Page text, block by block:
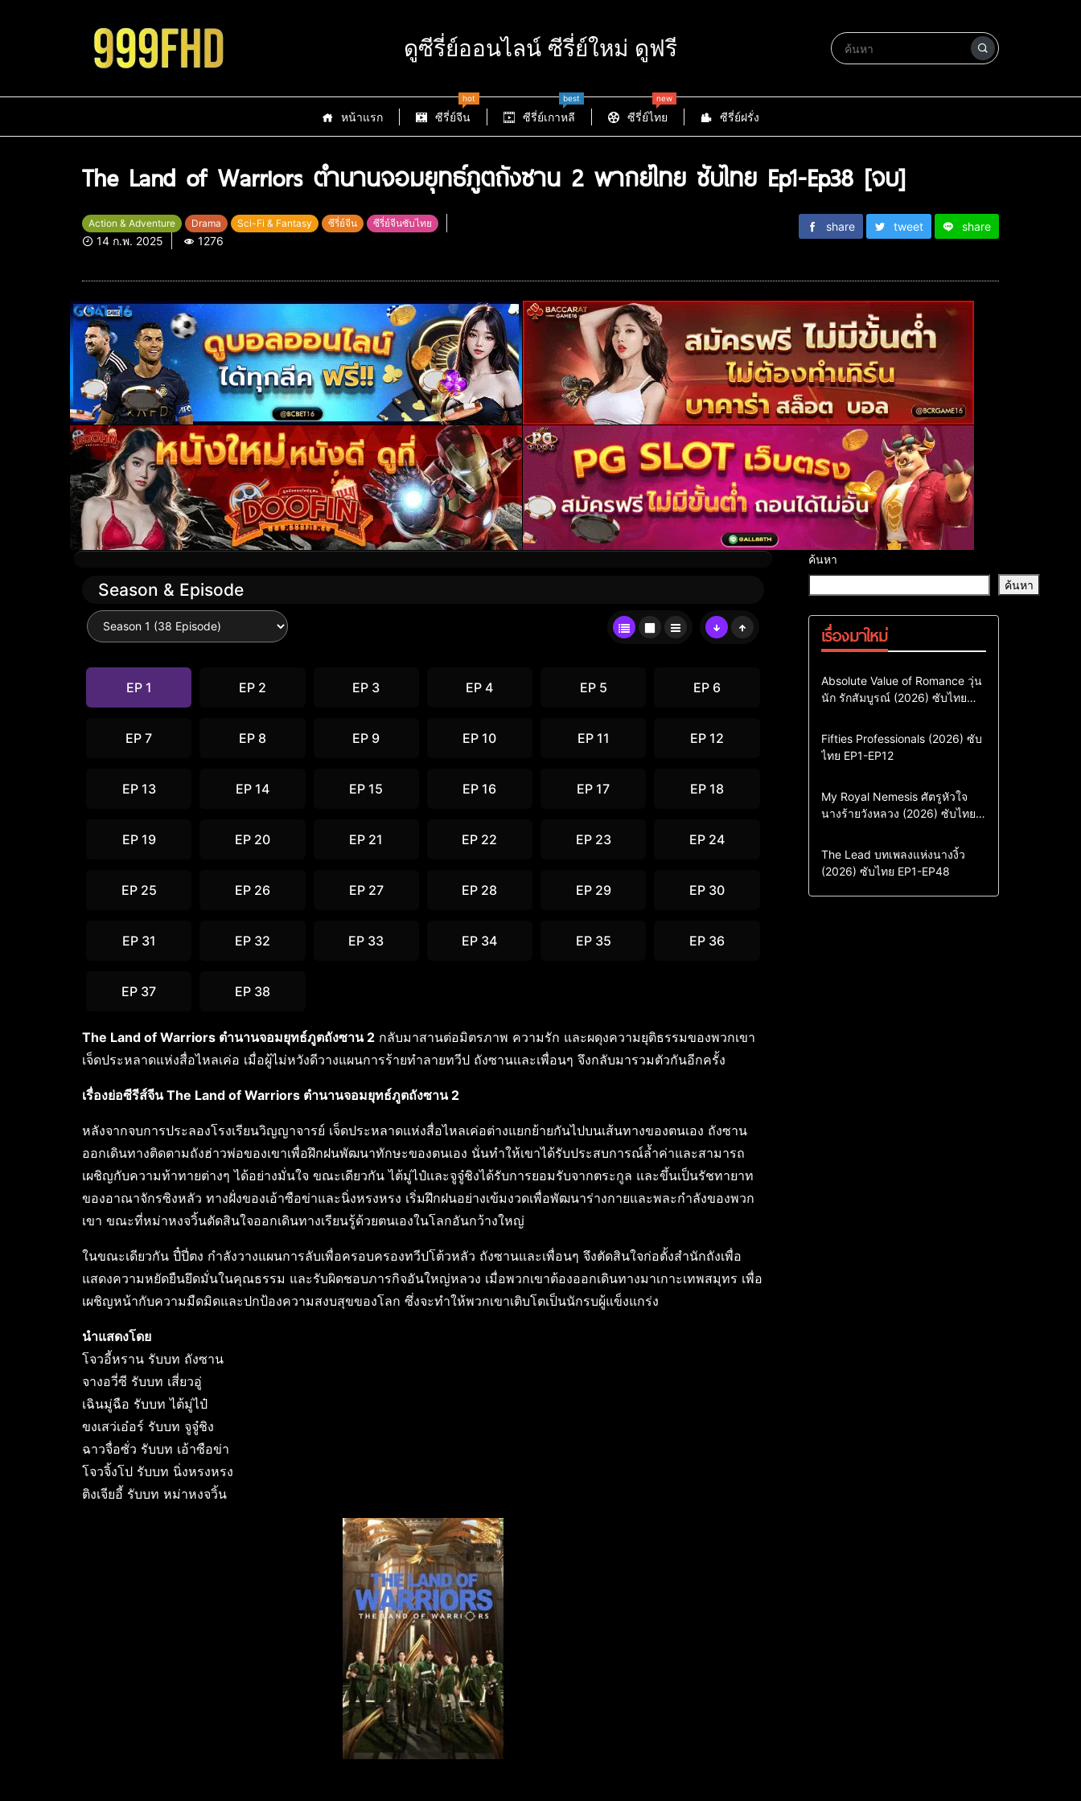
ดูซีรี่ย์ออนไลน์ ซีรี่ย์ใหม่ ดูฟรี
หน้าแรก ซีรี่ย์จีน
hot
ซีรี่ย์เกาหลี
best
ซีรี่ย์ไทย
new
ซีรี่ย์ฝรั่ง
The Land of Warriors ตำนานจอมยุทธ์ภูตถังซาน 2 พากย์ไทย ซับไทย Ep1-Ep38 [จบ]
Action & Adventure Drama Sci-Fi & Fantasy ซีรี่ย์จีน ซีรี่ย์จีนซับไทย
14 ก.พ. 2025 1276
share tweet share
Season & Episode
EP 1 EP 2 EP 3 EP 4 EP 5 EP 6
EP 7 EP 8 EP 9 EP 10 EP 11 EP 12
EP 13 EP 14 EP 15 EP 16 EP 17 EP 18
EP 19 EP 20 EP 21 EP 22 EP 23 EP 24
EP 25 EP 26 EP 27 EP 28 EP 29 EP 30
EP 31 EP 32 EP 33 EP 34 EP 35 EP 36
EP 37 EP 38
The Land of Warriors ตำนานจอมยุทธ์ภูตถังซาน 2 กลับมาสานต่อมิตรภาพ ความรัก และผดุงความยุติธรรมของพวกเขา
เจ็ดประหลาดแห่งสื่อไหลเค่อ เมื่อผู้ไม่หวังดีวางแผนการร้ายทำลายทวีป ถังซานและเพื่อนๆ จึงกลับมารวมตัวกันอีกครั้ง
เรื่องย่อซีรีส์จีน The Land of Warriors ตำนานจอมยุทธ์ภูตถังซาน 2
หลังจากจบการประลองโรงเรียนวิญญาจารย์ เจ็ดประหลาดแห่งสื่อไหลเค่อต่างแยกย้ายกันไปบนเส้นทางของตนเอง ถังซาน
ออกเดินทางติดตามถังฮ่าวพ่อของเขาเพื่อฝึกฝนพัฒนาทักษะของตนเอง นั่นทำให้เขาได้รับประสบการณ์ล้ำค่าและสามารถ
เผชิญกับความท้าทายต่างๆ ได้อย่างมั่นใจ ขณะเดียวกัน ไต้มู่ไป๋และจูจู๋ชิงได้รับการยอมรับจากตระกูล และขึ้นเป็นรัชทายาท
ของอาณาจักรซิงหลัว ทางฝั่งของเอ้าซือข่าและนิ่งหรงหรง เริ่มฝึกฝนอย่างเข้มงวดเพื่อพัฒนาร่างกายและพละกำลังของพวก
เขา ขณะที่หม่าหงจวิ้นตัดสินใจออกเดินทางเรียนรู้ด้วยตนเองในโลกอันกว้างใหญ่
ในขณะเดียวกัน ปี๋ปี่ตง กำลังวางแผนการลับเพื่อครอบครองทวีปโต้วหลัว ถังซานและเพื่อนๆ จึงตัดสินใจก่อตั้งสำนักถังเพื่อ
แสดงความหยัดยืนยึดมั่นในคุณธรรม และรับผิดชอบภารกิจอันใหญ่หลวง เมื่อพวกเขาต้องออกเดินทางมาเกาะเทพสมุทร เพื่อ
เผชิญหน้ากับความมืดมิดและปกป้องความสงบสุขของโลก ซึ่งจะทำให้พวกเขาเติบโตเป็นนักรบผู้แข็งแกร่ง
นำแสดงโดย
โจวอี้หราน รับบท ถังซาน
จางอวี่ซี รับบท เสี่ยวอู่
เฉินมู่ฉือ รับบท ไต้มู่ไป๋
ขงเสว่เอ๋อร์ รับบท จูจู๋ชิง
ฉาวจื่อซั่ว รับบท เอ้าซือข่า
โจวจิ้งโป รับบท นิ่งหรงหรง
ติงเจียอี้ รับบท หม่าหงจวิ้น
ค้นหา
ค้นหา
เรื่องมาใหม่
Comedy Drama
ซีรี่ย์เกาหลี
ซีรี่ย์เกาหลีซับไทย
Absolute Value of Romance วุ่น
นัก รักสัมบูรณ์ (2026) ซับไทย
Action & Adventure
Comedy
Drama
ซีรี่ย์เกาหลี
Fifties Professionals (2026) ซับ
ไทย EP1-EP12
Comedy
Drama
Sci-Fi & Fantasy
ซีรี่ย์เกาหลี
My Royal Nemesis ศัตรูหัวใจ
นางร้ายวังหลวง (2026) ซับไทย
Drama
ซีรี่ย์จีน
ซีรี่ย์จีนซับไทย
The Lead บทเพลงแห่งนางงิ้ว
(2026) ซับไทย EP1-EP48